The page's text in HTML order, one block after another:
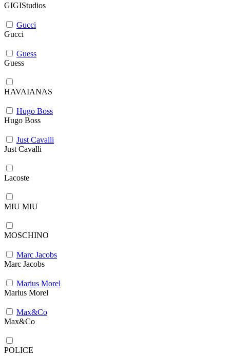
GIGIStudios
Gucci
Gucci
Guess
Guess
HAVAIANAS
Hugo Boss
Hugo Boss
Just Cavalli
Just Cavalli
Lacoste
MIU MIU
MOSCHINO
Marc Jacobs
Marc Jacobs
Marius Morel
Marius Morel
Max&Co
Max&Co
POLICE